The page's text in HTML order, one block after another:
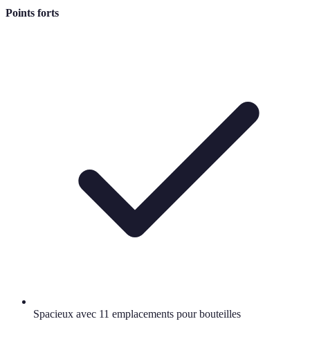
Points forts
Spacieux avec 11 emplacements pour bouteilles